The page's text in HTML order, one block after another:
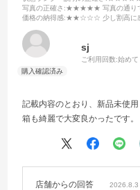
写真の正確さ :★★★★★ 写真の通りで
価格の納得感:★★☆☆☆ 少し割高に
sj
ご利用回数:始めて
記載内容のとおり、新品未使用
箱も綺麗で大変良かったです。
店舗からの回答 2026.8.3